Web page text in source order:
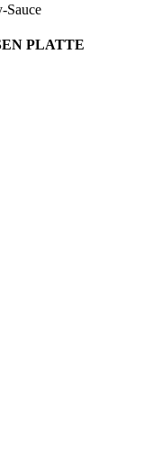
Sauce
PLATTE